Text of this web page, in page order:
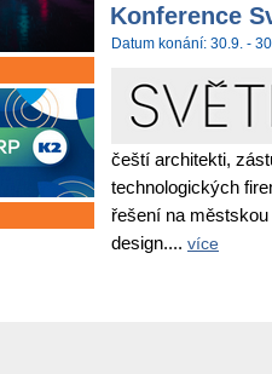
Konference
Datum konání: 30.9. -
čeští architekti,
technologických
řešení na
design.... více